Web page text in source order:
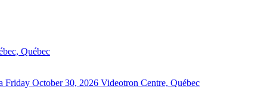
Québec
Friday October 30, 2026 Videotron Centre, Québec